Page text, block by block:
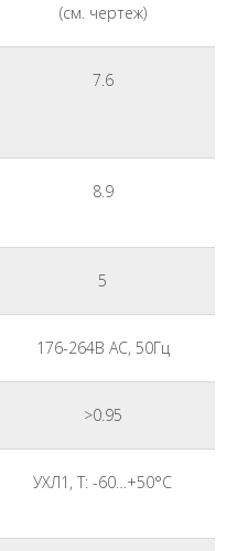
(см. чертеж)
7.6
8.9
5
176-264В АС, 50Гц
>0.95
УХЛ1, Т: -60…+50°С